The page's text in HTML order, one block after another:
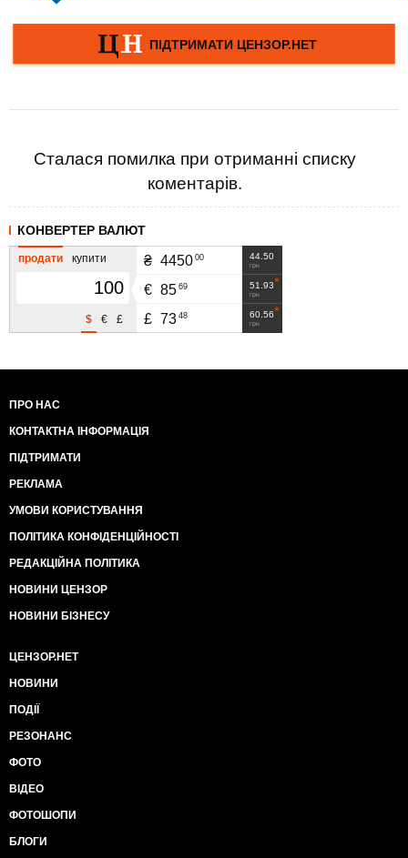
Сталася помилка при отриманні списку
коментарів.
КОНВЕРТЕР ВАЛЮТ
продати купити
£
€
$
44.50
грн
₴ 4450 00
51.93
грн
€ 85 69
60.56
грн
£ 73 48
ПРО НАС
КОНТАКТНА ІНФОРМАЦІЯ
ПІДТРИМАТИ
РЕКЛАМА
УМОВИ КОРИСТУВАННЯ
ПОЛІТИКА КОНФІДЕНЦІЙНОСТІ
РЕДАКЦІЙНА ПОЛІТИКА
НОВИНИ ЦЕНЗОР
НОВИНИ БІЗНЕСУ
ЦЕНЗОР.НЕТ
НОВИНИ
ПОДІЇ
РЕЗОНАНС
ФОТО
ВІДЕО
ФОТОШОПИ
БЛОГИ